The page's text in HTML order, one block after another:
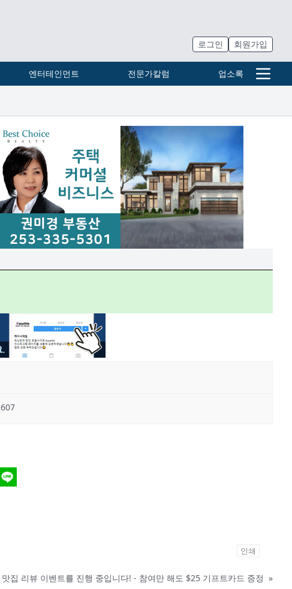
로그인 회원가입
엔터테인먼트 전문가칼럼 업소록
607
인쇄
맛집 리뷰 이벤트를 진행 중입니다! - 참여만 해도 $25 기프트카드 증정 »